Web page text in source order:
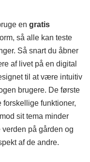
en gratis
så alle kan teste
Så snart du åbner
af livet på en digital
til at være intuitiv
brugere. De første
forskellige funktioner,
sit tema minder
på gården og
af de andre.